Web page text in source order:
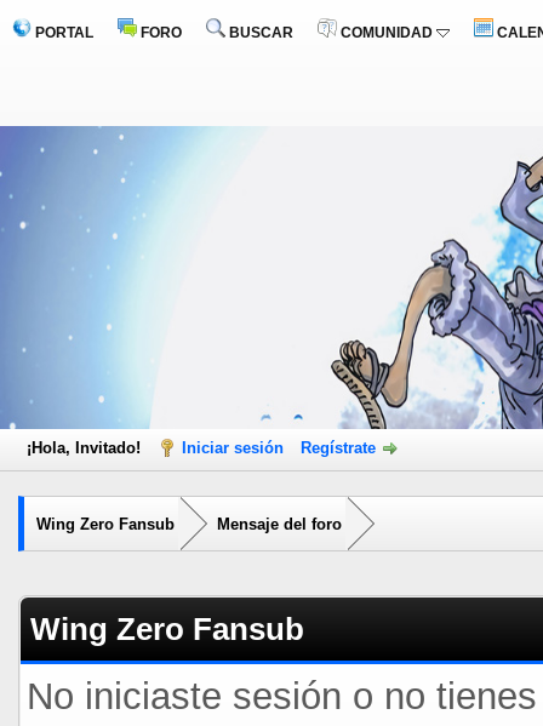
PORTAL FORO BUSCAR COMUNIDAD
¡Hola, Invitado! Iniciar sesión Regístrate
Wing Zero Fansub Mensaje del foro
Wing Zero Fansub
No iniciaste sesión o no